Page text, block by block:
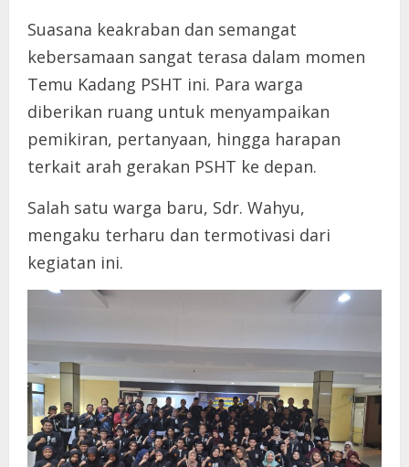
Suasana keakraban dan semangat
kebersamaan sangat terasa dalam momen
Temu Kadang PSHT ini. Para warga
diberikan ruang untuk menyampaikan
pemikiran, pertanyaan, hingga harapan
terkait arah gerakan PSHT ke depan.
Salah satu warga baru, Sdr. Wahyu,
mengaku terharu dan termotivasi dari
kegiatan ini.